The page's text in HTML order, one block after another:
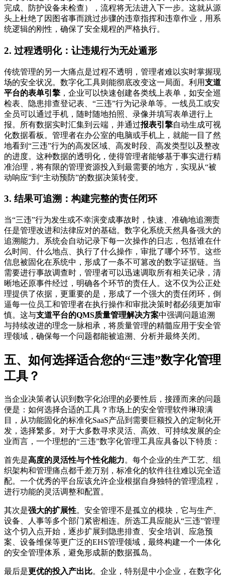
完成、防护设备未检查），流程将无法进入下一步。这就从源
头上杜绝了因图省事而跳过步骤的违章指挥和违章作业，用系
统逻辑的刚性，确保了安全规程的严格执行。
2. 过程透明化：让违规行为无处遁形
传统管理的另一大痛点是过程不透明，管理者难以实时掌握现
场的安全状况。数字化工具则能彻底改变这一局面。利用支道
平台的表单引擎 ，企业可以快速创建各类线上表单，如安全巡
检表、隐患排查登记表、“三违”行为记录单等。一线员工或安
全员可以通过手机，随时随地拍照、录像并填写表单进行上
报。所有数据实时汇集到云端，并通过报表引擎自动生成可视
化数据看板。管理者在办公室的电脑或手机上，就能一目了然
地看到“三违”行为的高发区域、高发时段、高发类型以及整改
的进度。这种数据的透明化，使得管理者能够基于事实进行精
准治理，将有限的管理资源投入到最需要的地方，实现从“被
动响应”到“主动预防”的数据决策转变。
3. 结果可追溯：构建完整的责任闭环
当“三违”行为发生或不幸演变成事故时，快速、准确地追溯责
任是管理改进和法律应对的基础。数字化系统天然具备强大的
追溯能力。系统会自动记录下每一次操作的日志，包括谁在什
么时间、什么地点、执行了什么操作，审批了哪个环节。这些
信息被固化在系统中，形成了一条不可篡改的数字证据链。当
需要进行事故调查时，管理者可以迅速调取所有相关记录，清
晰地还原事件经过，明确各个环节的责任人。这不仅为公正处
理提供了依据，更重要的是，形成了一个强大的责任闭环，倒
逼每一位员工和管理者在执行操作和审批决策时都必须更加审
慎。这与支道平台的QMS质量管理解决方案中强调问题追溯
与持续改进的理念一脉相承，将质量管理的精髓应用于安全管
理领域，确保每一个问题都能被追溯、分析并最终关闭。
五、如何选择适合您的“三违”数字化管理
工具？
当企业决策者认识到数字化治理的必要性后，接踵而来的问题
便是：如何选择合适的工具？市场上的安全管理软件琳琅满
目，从功能固化的标准化SaaS产品到需要巨额投入的定制化开
发，选择繁多。对于大多数寻求灵活、高效、可持续发展的企
业而言，一个理想的“三违”数字化管理工具应具备以下特质：
首先是高度的灵活性与个性化能力。每个企业的生产工艺、组
织架构和管理痛点都千差万别，标准化的软件往往难以完全适
配。一个优秀的平台应该允许企业根据自身独特的管理流程，
进行功能的灵活调整和配置。
其次是强大的扩展性。安全管理不是孤立的模块，它与生产、
设备、人事等多个部门紧密相连。所选工具应能从“三违”管理
这个切入点开始，逐步扩展到隐患排查、安全培训、应急预
案、设备维保等更广泛的EHS管理领域，最终构建一个一体化
的安全管理体系，避免形成新的数据孤岛。
最后是更优的投入产出比。企业，特别是中小企业，在数字化